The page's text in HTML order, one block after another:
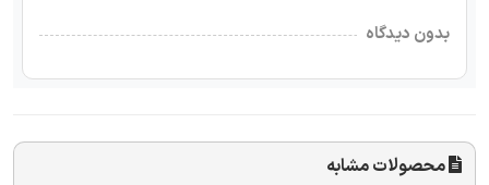
بدون دیدگاه
محصولات مشابه